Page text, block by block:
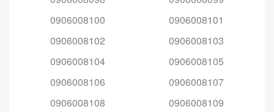
0906008100
0906008101
0906008102
0906008103
0906008104
0906008105
0906008106
0906008107
0906008108
0906008109